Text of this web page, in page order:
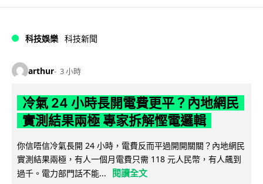
科技娛樂 科技新聞
arthur 3 小時
冷氣 24 小時長開電費更平？內地網民
實測結果兩極 專家拆解慳電邏輯
你信唔信冷氣長開 24 小時，電費反而平過開開關關？內地網民
實測結果兩極，有人一個月電費只需 118 元人民幣，有人飆到
過千。電力部門話不能...
閱讀全文